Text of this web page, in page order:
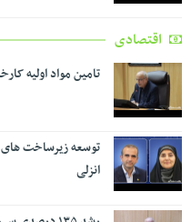
اقتصادی
تامین مواد اولیه
توسعه زیرساخت های
انزلی